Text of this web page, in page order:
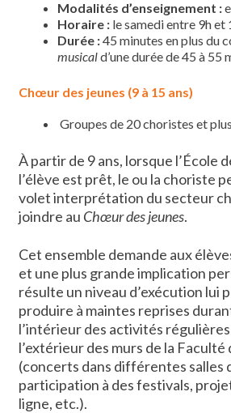
Modalités d’enseignement :
Horaire :le samedi entre 9h et
Durée :45 minutes en plus du
musicald’une durée de 45 à 55
Chœur des jeunes (9 à 15 ans)
Groupes de 20 choristes et plus
À partir de 9 ans, lorsque l’École
l’élève est prêt, le ou la choriste
volet interprétation du secteur
joindre au Chœur des jeunes.
Cet ensemble demande aux
et une plus grande implication
résulte un niveau d’exécution lui
produire à maintes reprises
l’intérieur des activités régulières
l’extérieur des murs de la Faculté
(concerts dans différentes salles
participation à des festivals,
ligne, etc.).